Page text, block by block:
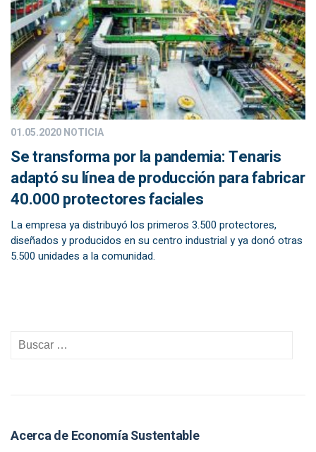
01.05.2020NOTICIA
Se transforma por la pandemia: Tenaris
adaptó su línea de producción para fabricar
40.000 protectores faciales
La empresa ya distribuyó los primeros 3.500 protectores,
diseñados y producidos en su centro industrial y ya donó otras
5.500 unidades a la comunidad.
Acerca de Economía Sustentable